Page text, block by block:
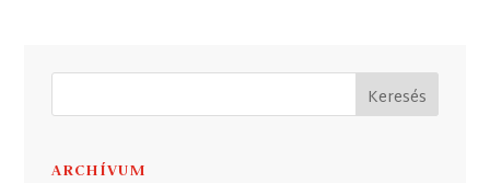
ARCHÍVUM